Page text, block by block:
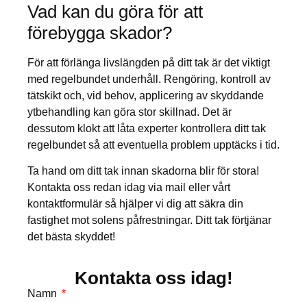
Vad kan du göra för att
förebygga skador?
För att förlänga livslängden på ditt tak är det viktigt
med regelbundet underhåll. Rengöring, kontroll av
tätskikt och, vid behov, applicering av skyddande
ytbehandling kan göra stor skillnad. Det är
dessutom klokt att låta experter kontrollera ditt tak
regelbundet så att eventuella problem upptäcks i tid.
Ta hand om ditt tak innan skadorna blir för stora!
Kontakta oss redan idag via mail eller vårt
kontaktformulär så hjälper vi dig att säkra din
fastighet mot solens påfrestningar. Ditt tak förtjänar
det bästa skyddet!
Kontakta oss idag!
Namn